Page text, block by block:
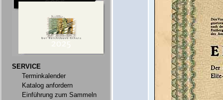
SERVICE
Terminkalender
Katalog anfordern
Einführung zum Sammeln